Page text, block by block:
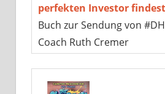
perfekten Investor findest
Buch zur Sendung von
Coach Ruth Cremer